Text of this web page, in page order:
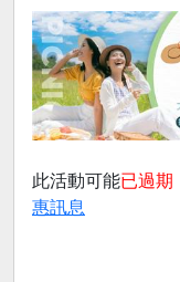
此活動可能已過期
惠訊息